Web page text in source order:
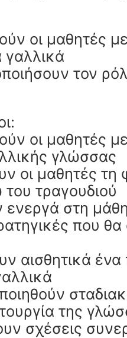
οι μαθητές
γαλλικά
τον
οι μαθητές
γλώσσας
οι μαθητές τη
τραγουδιού
στη
που
αισθητικά ένα
της
σχέσεις